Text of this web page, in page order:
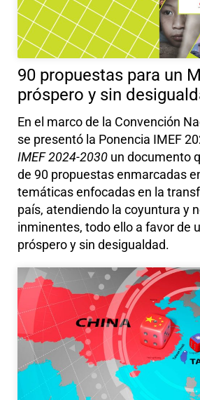
90 propuestas para un
próspero y sin
En el marco de la Convención
se presentó la Ponencia IMEF
IMEF 2024-2030 un documento
de 90 propuestas enmarcadas
temáticas enfocadas en la
país, atendiendo la coyuntura y
inminentes, todo ello a favor de
próspero y sin desigualdad.